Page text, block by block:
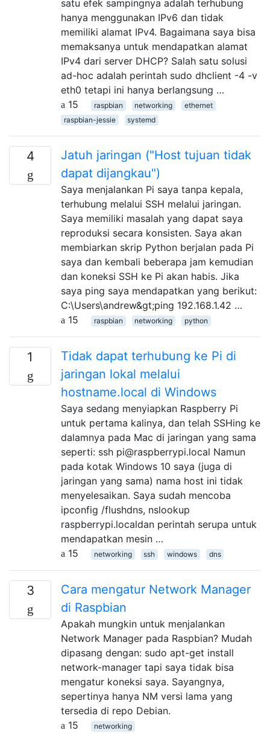
satu efek sampingnya adalah terhubung
hanya menggunakan IPv6 dan tidak
memiliki alamat IPv4. Bagaimana saya bisa
memaksanya untuk mendapatkan alamat
IPv4 dari server DHCP? Salah satu solusi
ad-hoc adalah perintah sudo dhclient -4 -v
eth0 tetapi ini hanya berlangsung …
15
raspbian networking
ethernet
raspbian-jessie
systemd
4
Jatuh jaringan ("Host tujuan tidak
dapat dijangkau")
Saya menjalankan Pi saya tanpa kepala,
terhubung melalui SSH melalui jaringan.
Saya memiliki masalah yang dapat saya
reproduksi secara konsisten. Saya akan
membiarkan skrip Python berjalan pada Pi
saya dan kembali beberapa jam kemudian
dan koneksi SSH ke Pi akan habis. Jika
saya ping saya mendapatkan yang berikut:
C:\Users\andrew&gt;ping 192.168.1.42 …
15
raspbian networking python
1
Tidak dapat terhubung ke Pi di
jaringan lokal melalui
hostname.local di Windows
Saya sedang menyiapkan Raspberry Pi
untuk pertama kalinya, dan telah SSHing ke
dalamnya pada Mac di jaringan yang sama
seperti: ssh pi@raspberrypi.local Namun
pada kotak Windows 10 saya (juga di
jaringan yang sama) nama host ini tidak
menyelesaikan. Saya sudah mencoba
ipconfig /flushdns, nslookup
raspberrypi.localdan perintah serupa untuk
mendapatkan mesin …
15
networking ssh windows dns
3
Cara mengatur Network Manager
di Raspbian
Apakah mungkin untuk menjalankan
Network Manager pada Raspbian? Mudah
dipasang dengan: sudo apt-get install
network-manager tapi saya tidak bisa
mengatur koneksi saya. Sayangnya,
sepertinya hanya NM versi lama yang
tersedia di repo Debian.
15
networking